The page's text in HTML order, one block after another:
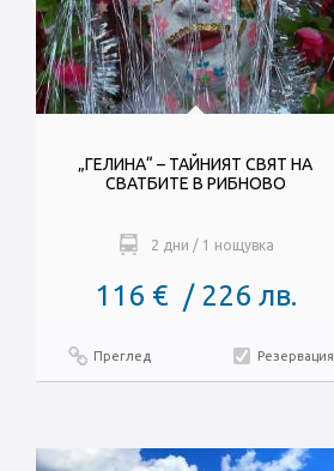
„ГЕЛИНА“ – ТАЙНИЯТ СВЯТ НА
СВАТБИТЕ В РИБНОВО
2 дни / 1 нощувка
116 € / 226 лв.
Преглед Резервация